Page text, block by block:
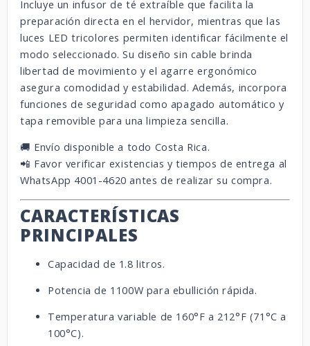
Incluye un infusor de té extraíble que facilita la
preparación directa en el hervidor, mientras que las
luces LED tricolores permiten identificar fácilmente el
modo seleccionado. Su diseño sin cable brinda
libertad de movimiento y el agarre ergonómico
asegura comodidad y estabilidad. Además, incorpora
funciones de seguridad como apagado automático y
tapa removible para una limpieza sencilla.
🚚 Envío disponible a todo Costa Rica.
📲 Favor verificar existencias y tiempos de entrega al
WhatsApp 4001-4620 antes de realizar su compra.
CARACTERÍSTICAS
PRINCIPALES
Capacidad de 1.8 litros.
Potencia de 1100W para ebullición rápida.
Temperatura variable de 160°F a 212°F (71°C a
100°C).